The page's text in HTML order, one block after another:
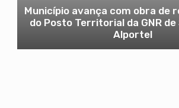
Município avança com obra de
do Posto Territorial da GNR de
Alportel